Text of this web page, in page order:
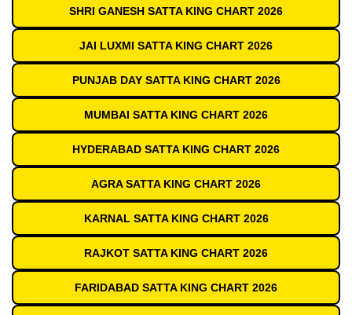
SHRI GANESH SATTA KING CHART 2026
JAI LUXMI SATTA KING CHART 2026
PUNJAB DAY SATTA KING CHART 2026
MUMBAI SATTA KING CHART 2026
HYDERABAD SATTA KING CHART 2026
AGRA SATTA KING CHART 2026
KARNAL SATTA KING CHART 2026
RAJKOT SATTA KING CHART 2026
FARIDABAD SATTA KING CHART 2026